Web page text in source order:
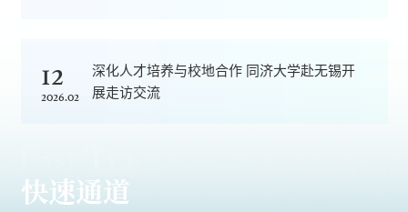
12
2026.02
深化人才培养与校地合作 同济大学赴无锡开
展走访交流
快速通道